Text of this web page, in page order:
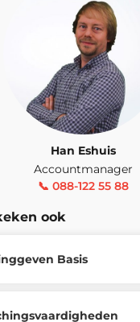
Han Eshuis
Accountmanager
📞 088-122 55 88
ook
Basis